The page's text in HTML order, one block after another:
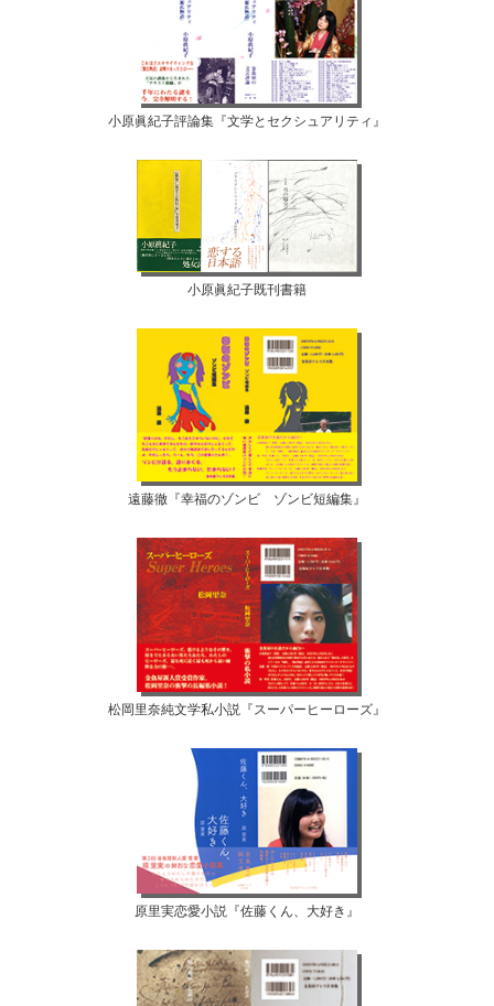
小原眞紀子評論集『文学とセクシュアリティ』
小原眞紀子既刊書籍
遠藤徹『幸福のゾンビ ゾンビ短編集』
松岡里奈純文学私小説『スーパーヒーローズ』
原里実恋愛小説『佐藤くん、大好き』